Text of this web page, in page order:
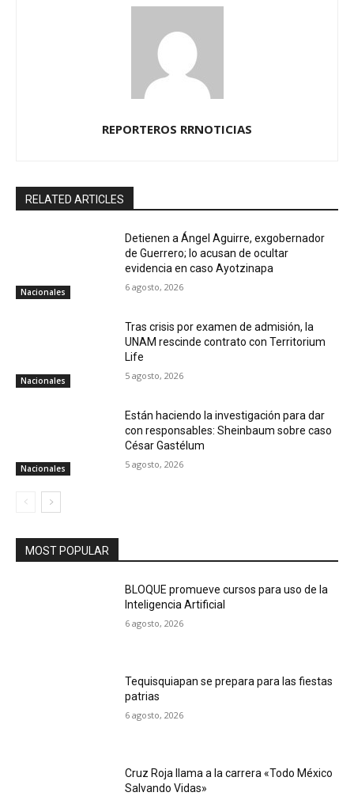
REPORTEROS RRNOTICIAS
RELATED ARTICLES
Nacionales
Detienen a Ángel Aguirre, exgobernador
de Guerrero; lo acusan de ocultar
evidencia en caso Ayotzinapa
6 agosto, 2026
Nacionales
Tras crisis por examen de admisión, la
UNAM rescinde contrato con Territorium
Life
5 agosto, 2026
Nacionales
Están haciendo la investigación para dar
con responsables: Sheinbaum sobre caso
César Gastélum
5 agosto, 2026
MOST POPULAR
BLOQUE promueve cursos para uso de la
Inteligencia Artificial
6 agosto, 2026
Tequisquiapan se prepara para las fiestas
patrias
6 agosto, 2026
Cruz Roja llama a la carrera «Todo México
Salvando Vidas»